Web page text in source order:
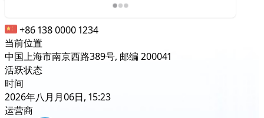
+86 138 0000 1234
当前位置
中国上海市南京西路389号, 邮编 200041
活跃状态
时间
2026年八月月06日, 15:23
运营商